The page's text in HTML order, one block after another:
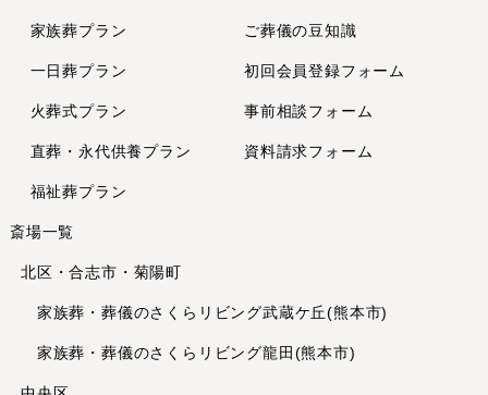
家族葬プラン
一日葬プラン
火葬式プラン
直葬・永代供養プラン
福祉葬プラン
斎場一覧
北区・合志市・菊陽町
家族葬・葬儀のさくらリビング武蔵ケ丘(熊本市)
家族葬・葬儀のさくらリビング龍田(熊本市)
ご葬儀の豆知識
初回会員登録フォーム
事前相談フォーム
資料請求フォーム